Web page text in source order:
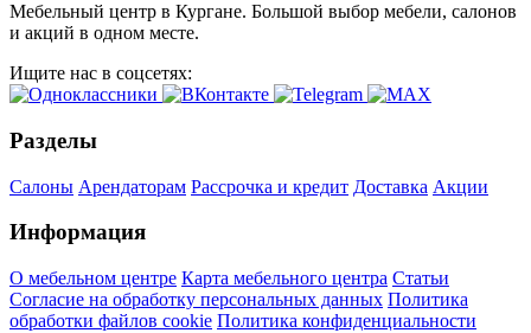
Мебельный центр в Кургане. Большой выбор мебели, салонов
и акций в одном месте.
Ищите нас в соцсетях:
Разделы
Салоны Арендаторам Рассрочка и кредит Доставка Акции
Информация
О мебельном центре Карта мебельного центра Статьи
Согласие на обработку персональных данных Политика
обработки файлов cookie Политика конфиденциальности